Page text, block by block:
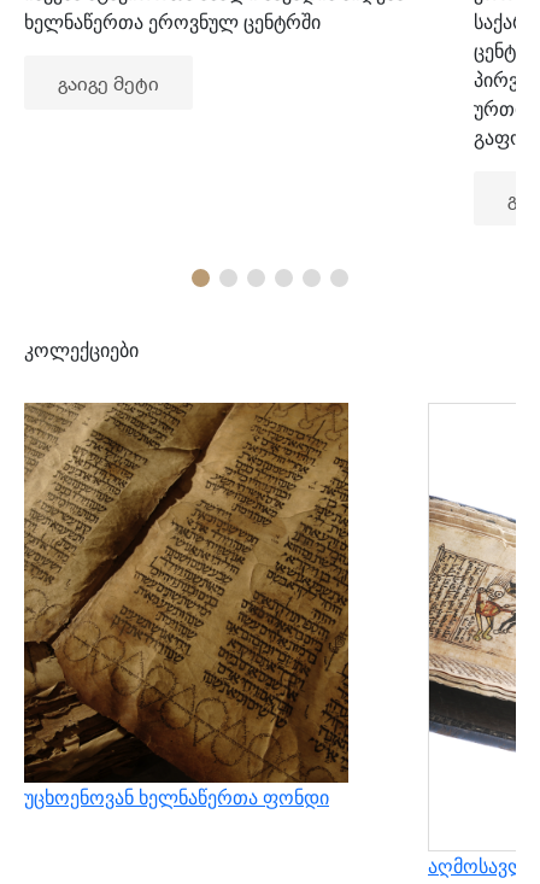
ხელნაწერთა ეროვნულ ცენტრში
გაიგე მეტი
კოლექციები
უცხოენოვან ხელნაწერთა ფონდი